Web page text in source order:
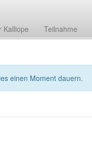
Kalliope Teilnahme
einen Moment dauern.